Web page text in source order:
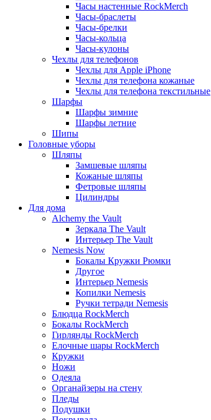
Часы настенные RockMerch
Часы-браслеты
Часы-брелки
Часы-кольца
Часы-кулоны
Чехлы для телефонов
Чехлы для Apple iPhone
Чехлы для телефона кожаные
Чехлы для телефона текстильные
Шарфы
Шарфы зимние
Шарфы летние
Шипы
Головные уборы
Шляпы
Замшевые шляпы
Кожаные шляпы
Фетровые шляпы
Цилиндры
Для дома
Alchemy the Vault
Зеркала The Vault
Интерьер The Vault
Nemesis Now
Бокалы Кружки Рюмки
Другое
Интерьер Nemesis
Копилки Nemesis
Ручки тетради Nemesis
Блюдца RockMerch
Бокалы RockMerch
Гирлянды RockMerch
Елочные шары RockMerch
Кружки
Ножи
Одеяла
Органайзеры на стену
Пледы
Подушки